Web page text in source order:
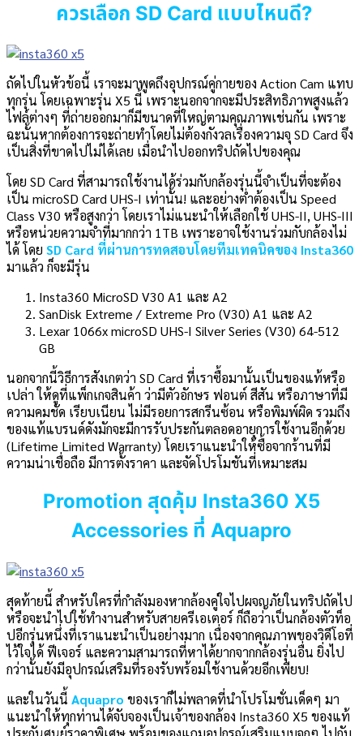
ควรเลือก SD Card แบบไหนดี?
ถัดไปในหัวข้อนี้ เราจะมาพูดถึงอุปกรณ์คู่กายของ Action Cam แทบ
ทุกรุ่น โดยเฉพาะรุ่น X5 นี้ เพราะนอกจากจะมีประสิทธิภาพสูงแล้ว
ไฟล์ต่างๆ ที่ถ่ายออกมาก็มีขนาดที่ใหญ่ตามคุณภาพเช่นกัน เพราะ
ฉะนั้นหากต้องการจะถ่ายทำโดยไม่ต้องกังวลเรื่องความจุ SD Card จึง
เป็นสิ่งที่ขาดไปไม่ได้เลย เมื่อนำไปออกทริปถัดไปของคุณ
โดย SD Card ที่สามารถใช้งานได้ร่วมกับกล้องรุ่นนี้จำเป็นที่จะต้อง
เป็น microSD Card UHS-I เท่านั้น! และอย่างต่ำต้องเป็น Speed
Class V30 หรือสูงกว่า โดยเราไม่แนะนำให้เลือกใช้ UHS-II, UHS-III
หรือหน่วยความจำที่มากกว่า 1TB เพราะอาจใช้งานร่วมกับกล้องไม่
ได้ โดย SD Card ที่ผ่านการทดสอบโดยทีมเทคนิคของ Insta360
มาแล้ว ก็จะมีรุ่น
Insta360 MicroSD V30 A1 และ A2
SanDisk Extreme / Extreme Pro (V30) A1 และ A2
Lexar 1066x microSD UHS-I Silver Series (V30) 64-512
GB
นอกจากนี้วิธีการสังเกตว่า SD Card ที่เราซื้อมานั้นเป็นของแท้หรือ
เปล่า ให้ดูที่แพ็กเกจสินค้า ว่ามีตัวอักษร ฟอนต์ สีสัน หรือภาษาที่มี
ความคมชัด เรียบเนียน ไม่มีรอยการสกรีนซ้อน หรือพิมพ์ผิด รวมถึง
ของแท้แบรนด์ดังมักจะมีการรับประกันตลอดอายุการใช้งานอีกด้วย
(Lifetime Limited Warranty) โดยเราแนะนำให้ซื้อจากร้านที่มี
ความน่าเชื่อถือ มีการตั้งราคา และจัดโปรโมชันที่เหมาะสม
Promotion สุดคุ้ม Insta360 X5
Accessories ที่ Aquapro
สุดท้ายนี้ สำหรับใครที่กำลังมองหากล้องคู่ใจไปผจญภัยในทริปถัดไป
หรือจะนำไปใช้ทำงานสำหรับสายครีเอเตอร์ ก็ถือว่าเป็นกล้องตัวท็อ
ปอีกรุ่นหนึ่งที่เราแนะนำเป็นอย่างมาก เนื่องจากคุณภาพของวิดีโอที่
ไว้ใจได้ ฟีเจอร์ และความสามารถที่หาได้ยากจากกล้องรุ่นอื่น ยิ่งไป
กว่านั้นยังมีอุปกรณ์เสริมที่รองรับพร้อมใช้งานด้วยอีกเพียบ!
และในวันนี้ Aquapro ของเราก็ไม่พลาดที่นำโปรโมชั่นเด็ดๆ มา
แนะนำให้ทุกท่านได้จับจองเป็นเจ้าของกล้อง Insta360 X5 ของแท้